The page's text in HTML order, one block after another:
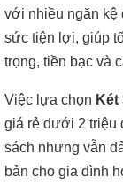
với nhiều ngăn kệ
sức tiện lợi, giúp
trọng, tiền bạc và
Việc lựa chọn
giá rẻ dưới 2 triệu
sách nhưng vẫn
bản cho gia đình